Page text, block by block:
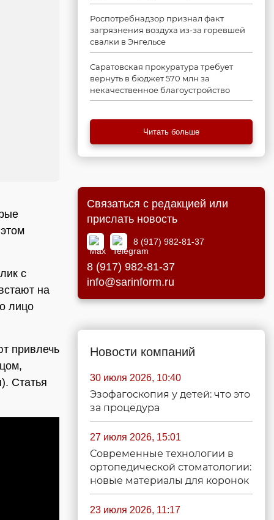
с
на
лицо
привлечь
Статья
Роспотребнадзор признал факт
загрязнения воздуха из-за горевшей
свалки в Энгельсе
Саратовская прокуратура требует
вернуть в бюджет 570 млн за
некачественное благоустройство
Читать больше
Связаться с редакцией или
прислать новость
8 (917) 982-81-37
8 (917) 982-81-37
info@sarinform.ru
Новости компаний
30 июля 2026, 10:40
Эзофагоскопия у детей: что это
за процедура
27 июля 2026, 15:01
Современные технологии в
ортопедической стоматологии:
новые материалы для коронок
23 июля 2026, 11:17